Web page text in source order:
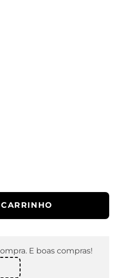
E boas compras!